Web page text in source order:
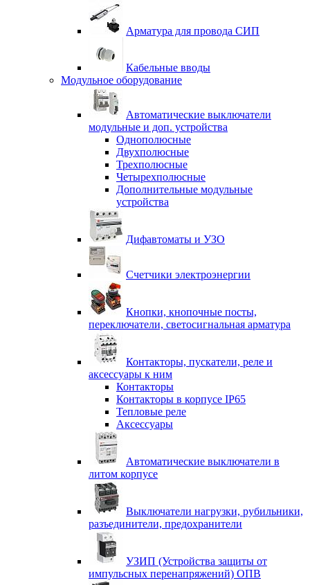
Арматура для провода СИП
Кабельные вводы
Модульное оборудование
Автоматические выключатели
модульные и доп. устройства
Однополюсные
Двухполюсные
Трехполюсные
Четырехполюсные
Дополнительные модульные
устройства
Дифавтоматы и УЗО
Счетчики электроэнергии
Кнопки, кнопочные посты,
переключатели, светосигнальная арматура
Контакторы, пускатели, реле и
аксессуары к ним
Контакторы
Контакторы в корпусе IP65
Тепловые реле
Аксессуары
Автоматические выключатели в
литом корпусе
Выключатели нагрузки, рубильники,
разъединители, предохранители
УЗИП (Устройства защиты от
импульсных перенапряжений) ОПВ